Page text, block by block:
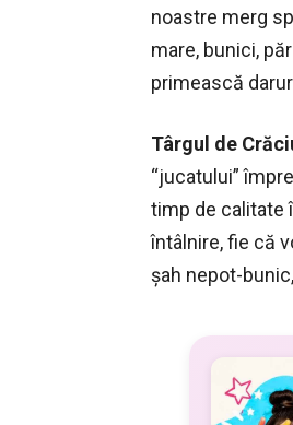
noastre merg
mare, bunici,
primească
Târgul de
“jucatului”
timp de calitate
întâlnire, fie că
șah nepot-